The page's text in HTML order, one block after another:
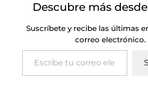
Descubre más
Suscríbete y recibe las últimas
correo electrónico.
Escribe tu correo electrónico…